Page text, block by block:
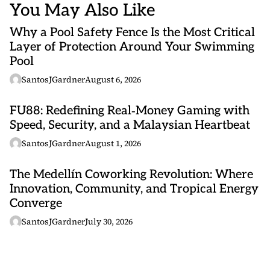
You May Also Like
Why a Pool Safety Fence Is the Most Critical
Layer of Protection Around Your Swimming
Pool
SantosJGardnerAugust 6, 2026
FU88: Redefining Real‑Money Gaming with
Speed, Security, and a Malaysian Heartbeat
SantosJGardnerAugust 1, 2026
The Medellín Coworking Revolution: Where
Innovation, Community, and Tropical Energy
Converge
SantosJGardnerJuly 30, 2026